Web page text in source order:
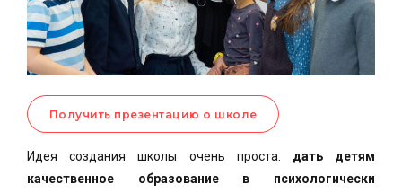
Получить презентацию о школе
Идея создания школы очень проста: дать детям
качественное образование в психологически